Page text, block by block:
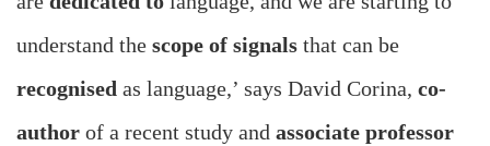
understand the scope of signals that can be
recognised as language,’ says David Corina, co-
author of a recent study and associate professor